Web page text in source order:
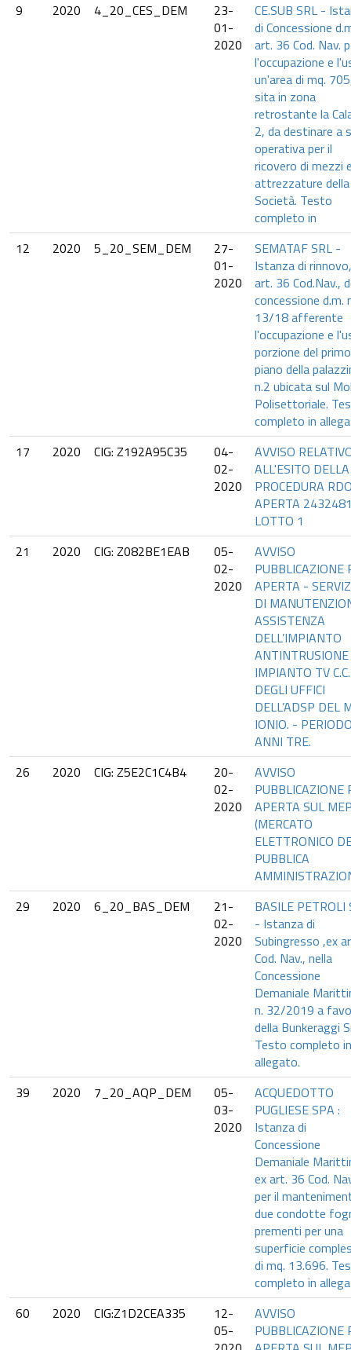
9
2020 4_20_CES_DEM
23-
01-
2020
CE.SUB SRL -
di Concessione
art. 36 Cod. Nav.
l'occupazione e
un'area di mq.
sita in zona
retrostante la
2, da destinare a
operativa per il
ricovero di mezzi
attrezzature della
Società. Testo
completo in
12
2020 5_20_SEM_DEM
27-
01-
2020
SEMATAF SRL -
Istanza di
art. 36 Cod.Nav.,
concessione d.m.
13/18 afferente
l'occupazione e
porzione del primo
piano della
n.2 ubicata sul
Polisettoriale.
completo in
17
2020 CIG: Z192A95C35
04-
02-
2020
AVVISO
ALL'ESITO DELLA
PROCEDURA
APERTA
LOTTO 1
21
2020 CIG: Z082BE1EAB
05-
02-
2020
AVVISO
PUBBLICAZIONE
APERTA -
DI
ASSISTENZA
DELL’IMPIANTO
IMPIANTO TV C.C.
DEGLI UFFICI
DELL’ADSP DEL
IONIO. -
ANNI TRE.
26
2020 CIG: Z5E2C1C4B4
20-
02-
2020
AVVISO
PUBBLICAZIONE
APERTA SUL
(MERCATO
ELETTRONICO
PUBBLICA
29
2020 6_20_BAS_DEM
21-
02-
2020
BASILE PETROLI
- Istanza di
Subingresso ,ex
Cod. Nav., nella
Concessione
Demaniale
n. 32/2019 a
della Bunkeraggi
Testo completo in
allegato.
39
2020 7_20_AQP_DEM
05-
03-
2020
ACQUEDOTTO
PUGLIESE SPA :
Istanza di
Concessione
Demaniale
ex art. 36 Cod.
per il
due condotte
prementi per una
superficie
di mq. 13.696.
completo in
60
2020 CIG:Z1D2CEA335
12-
05-
AVVISO
PUBBLICAZIONE